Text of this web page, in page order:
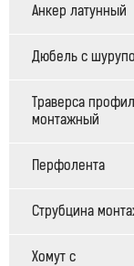
Анкер латунный
Дюбель с
Траверса
монтажный
Перфолента
Струбцина
Хомут с